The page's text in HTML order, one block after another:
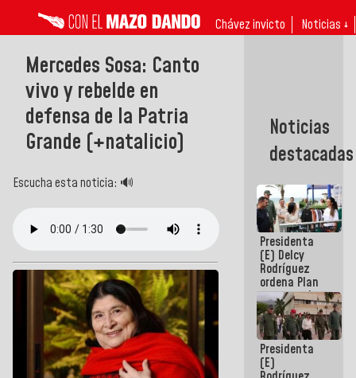
Chávez invicto Noticias ↓
Mercedes Sosa: Canto
vivo y rebelde en
defensa de la Patria
Grande (+natalicio)
Escucha esta noticia: 🔊
Noticias
destacadas
Presidenta
(E) Delcy
Rodríguez
ordena Plan
maestro de
desarrollo
logístico y
turístico
para La
Guaira
Presidenta
(E)